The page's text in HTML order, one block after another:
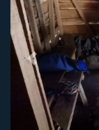
Previous